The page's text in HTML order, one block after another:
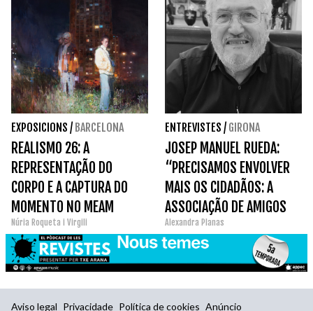
EXPOSICIONS / BARCELONA
REALISMO 26: A
REPRESENTAÇÃO DO
CORPO E A CAPTURA DO
MOMENTO NO MEAM
Núria Roqueta i Virgili
ENTREVISTES / GIRONA
JOSEP MANUEL RUEDA:
“PRECISAMOS ENVOLVER
MAIS OS CIDADÃOS: A
ASSOCIAÇÃO DE AMIGOS
DO MUSEU DE ARTE DE
GIRONA DEVE CRESCER
COMO UMA REDE.”
Alexandra Planas
Aviso legal Privacidade Política de cookies Anúncio